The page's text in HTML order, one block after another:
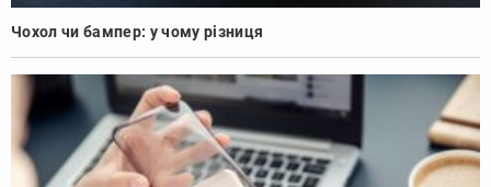
Чохол чи бампер: у чому різниця